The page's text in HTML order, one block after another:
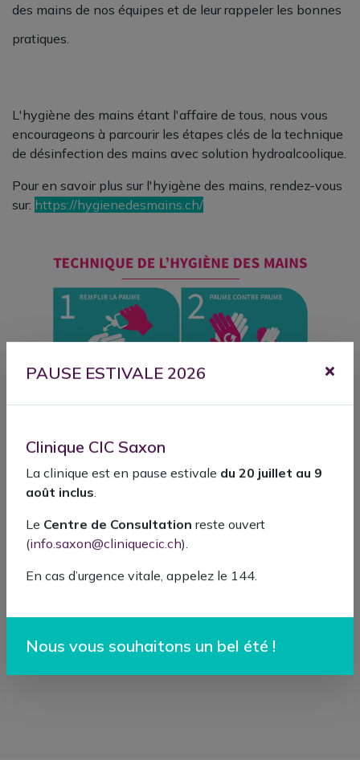
des mains de nos équipes et de leur rappeler les bonnes
pratiques.
L'hygiène des mains étant l'affaire de tous, nous vous
encourageons à parcourir les étapes clés de la technique
de désinfection des mains avec solution hydroalcoolique.
Pour en savoir plus sur l'hyigène des mains, rendez-vous
sur: https://hygienedesmains.ch/
PAUSE ESTIVALE 2026
Clinique CIC Saxon
La clinique est en pause estivale du 20 juillet au 9
août inclus.
Le Centre de Consultation reste ouvert
(info.saxon@cliniquecic.ch).
En cas d’urgence vitale, appelez le 144.
Nous vous souhaitons un bel été !